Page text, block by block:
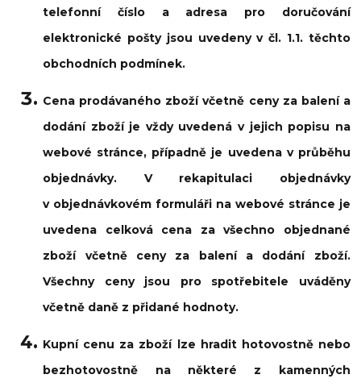
telefonní číslo a adresa pro doručování
elektronické pošty jsou uvedeny v čl. 1.1. těchto
obchodních podmínek.
Cena prodávaného zboží včetně ceny za balení a
dodání zboží je vždy uvedená v jejich popisu na
webové stránce, případně je uvedena v průběhu
objednávky. V rekapitulaci objednávky
v objednávkovém formuláři na webové stránce je
uvedena celková cena za všechno objednané
zboží včetně ceny za balení a dodání zboží.
Všechny ceny jsou pro spotřebitele uváděny
včetně daně z přidané hodnoty.
Kupní cenu za zboží lze hradit hotovostně nebo
bezhotovostně na některé z kamenných